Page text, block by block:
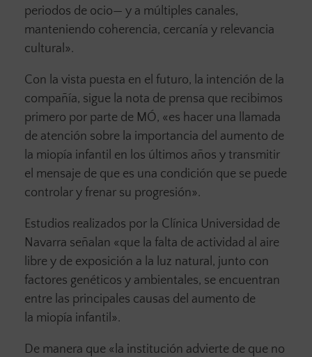
periodos de ocio— y a múltiples canales,
manteniendo coherencia, cercanía y relevancia
cultural».
Con la vista puesta en el futuro, la intención de la
compañía, sigue la nota de prensa que recibimos
primero por parte de MÓ, «es hacer una llamada
de atención sobre la importancia del aumento de
la miopía infantil en los últimos años y transmitir
el mensaje de que es una condición que se puede
controlar y frenar su progresión».
Estudios realizados por la Clínica Universidad de
Navarra señalan «que la falta de actividad al aire
libre y de exposición a la luz natural, junto con
factores genéticos y ambientales, se encuentran
entre las principales causas del aumento de
la miopía infantil».
De manera que «la institución advierte de que no